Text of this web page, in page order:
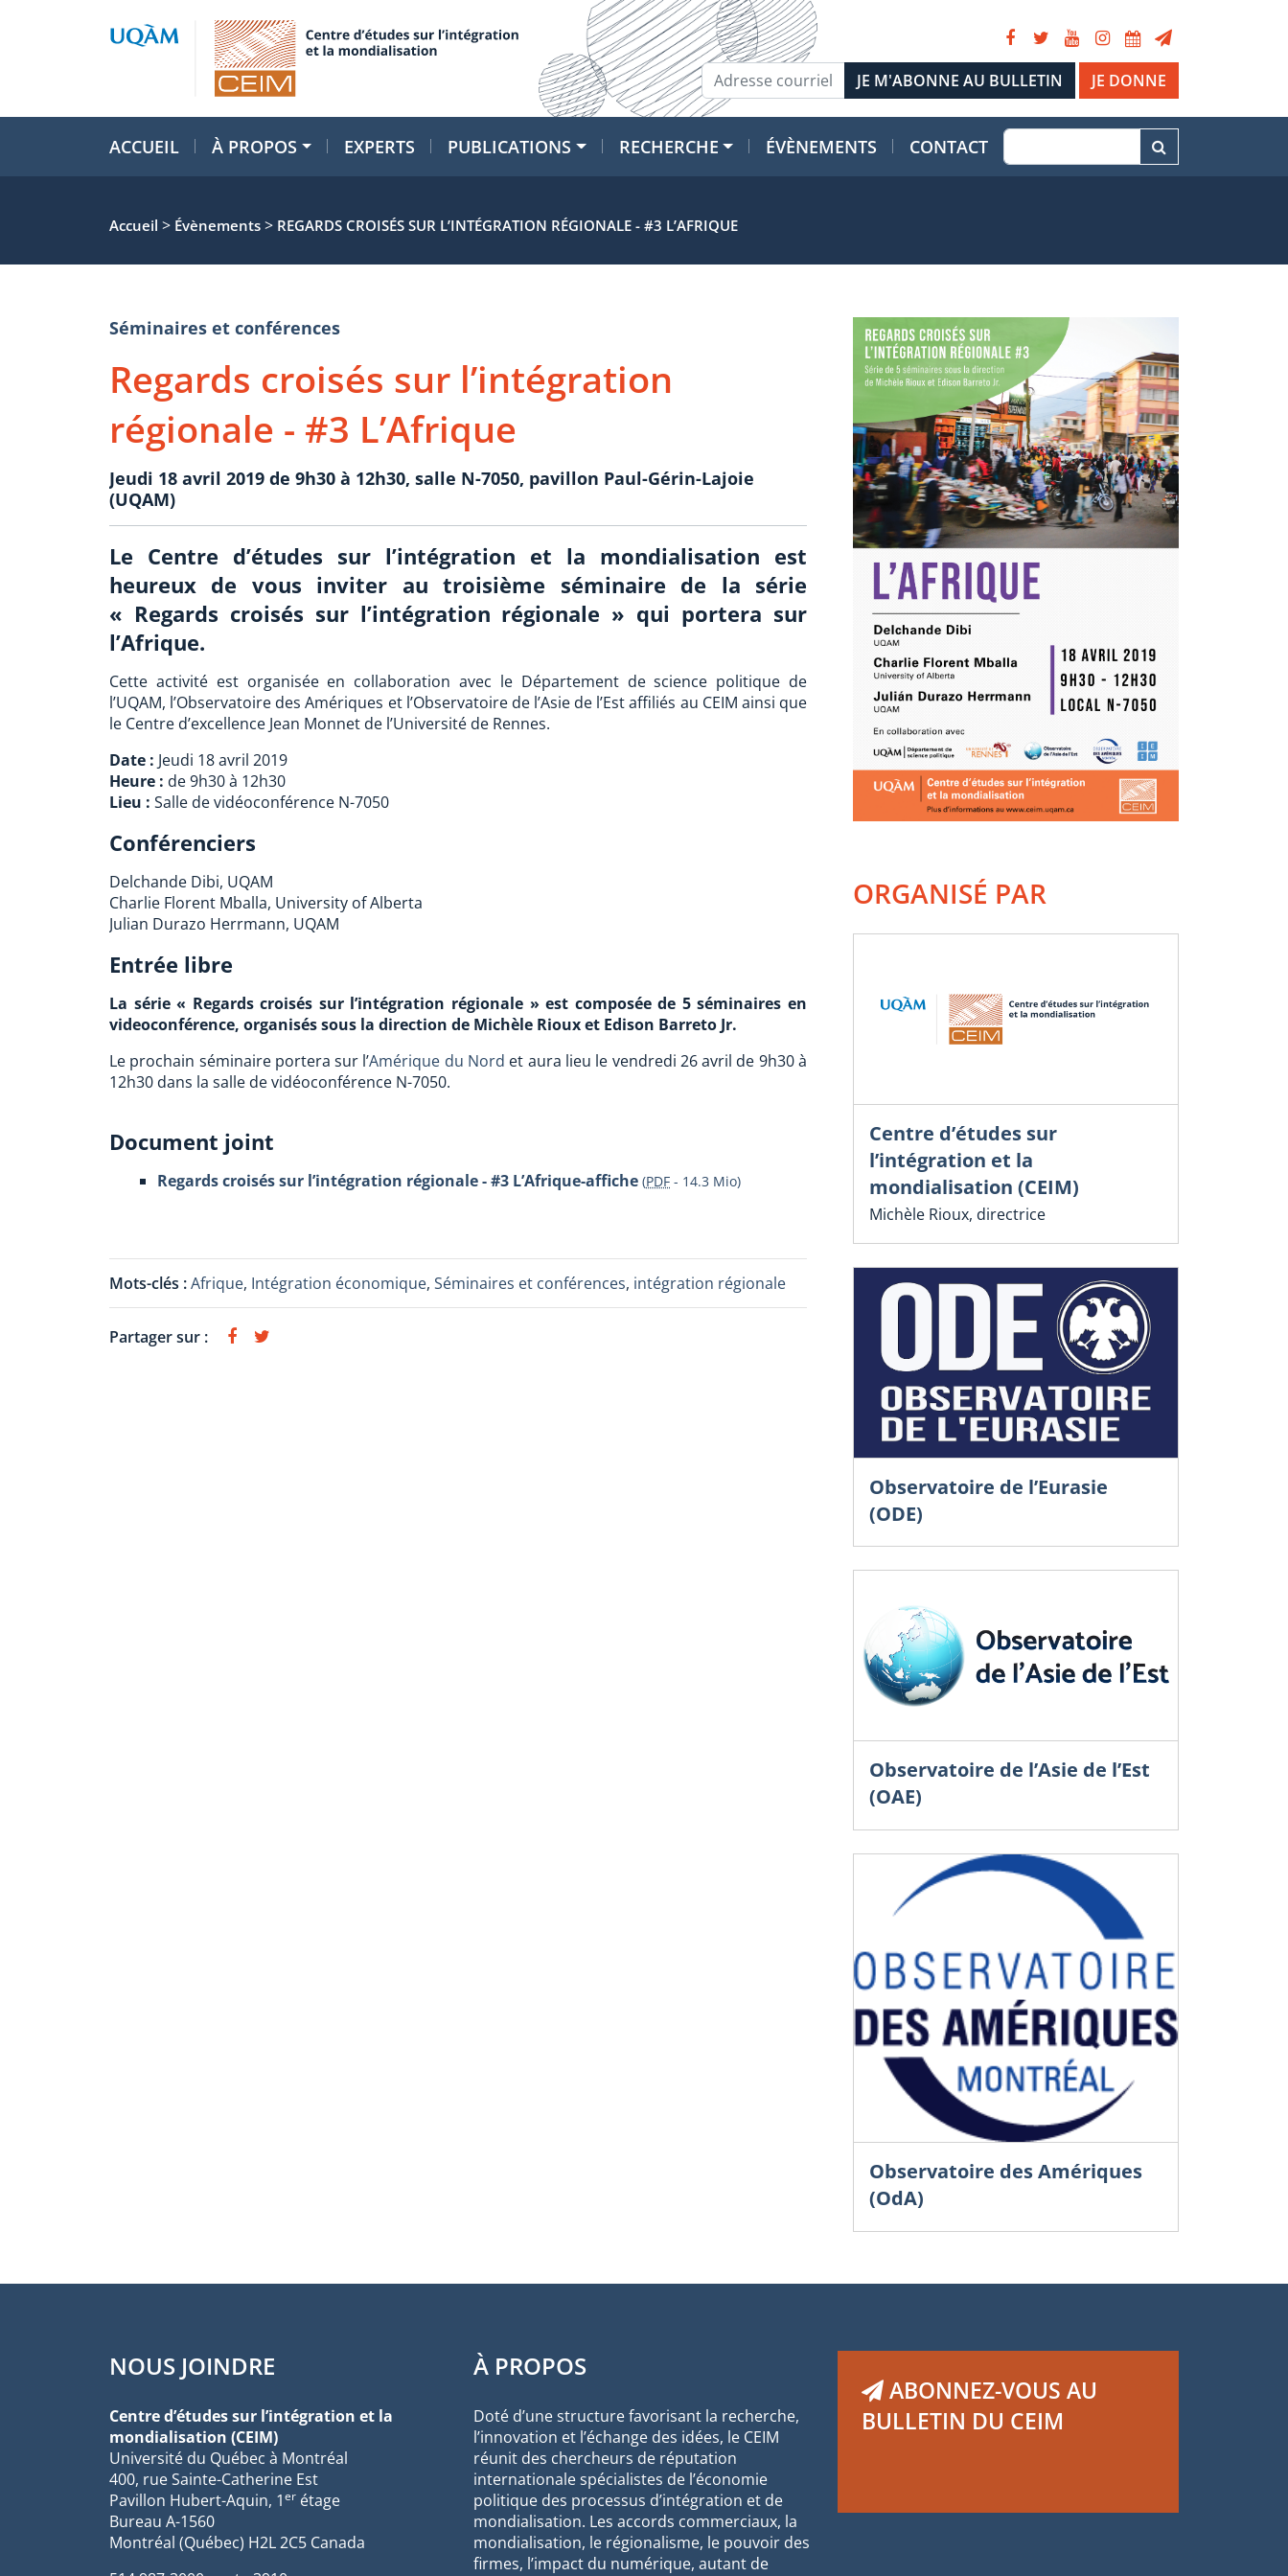
JE DONNE
ACCUEIL À PROPOS EXPERTS PUBLICATIONS RECHERCHE ÉVÈNEMENTS CONTACT
Accueil > Évènements > REGARDS CROISÉS SUR L’INTÉGRATION RÉGIONALE - #3 L’AFRIQUE
Séminaires et conférences
Regards croisés sur l’intégration
régionale - #3 L’Afrique
Jeudi 18 avril 2019 de 9h30 à 12h30, salle N-7050, pavillon Paul-Gérin-Lajoie
(UQAM)
Le Centre d’études sur l’intégration et la mondialisation est
heureux de vous inviter au troisième séminaire de la série
« Regards croisés sur l’intégration régionale » qui portera sur
l’Afrique.
Cette activité est organisée en collaboration avec le Département de science politique de
l’UQAM, l’Observatoire des Amériques et l’Observatoire de l’Asie de l’Est affiliés au CEIM ainsi que
le Centre d’excellence Jean Monnet de l’Université de Rennes.
Date : Jeudi 18 avril 2019
Heure : de 9h30 à 12h30
Lieu : Salle de vidéoconférence N-7050
Conférenciers
Delchande Dibi, UQAM
Charlie Florent Mballa, University of Alberta
Julian Durazo Herrmann, UQAM
Entrée libre
La série « Regards croisés sur l’intégration régionale » est composée de 5 séminaires en
videoconférence, organisés sous la direction de Michèle Rioux et Edison Barreto Jr.
Le prochain séminaire portera sur l’Amérique du Nord et aura lieu le vendredi 26 avril de 9h30 à
12h30 dans la salle de vidéoconférence N-7050.
Document joint
Regards croisés sur l’intégration régionale - #3 L’Afrique-affiche (PDF - 14.3 Mio)
Mots-clés :Afrique, Intégration économique, Séminaires et conférences, intégration régionale
Partager sur :
ORGANISÉ PAR
Centre d’études sur
l’intégration et la
mondialisation (CEIM)
Michèle Rioux, directrice
Observatoire de l’Eurasie
(ODE)
Observatoire de l’Asie de l’Est
(OAE)
Observatoire des Amériques
(OdA)
NOUS JOINDRE
Centre d’études sur l’intégration et la
mondialisation (CEIM)
Université du Québec à Montréal
400, rue Sainte-Catherine Est
Pavillon Hubert-Aquin, 1er étage
Bureau A-1560
Montréal (Québec) H2L 2C5 Canada
À PROPOS
Doté d’une structure favorisant la recherche,
l’innovation et l’échange des idées, le CEIM
réunit des chercheurs de réputation
internationale spécialistes de l’économie
politique des processus d’intégration et de
mondialisation. Les accords commerciaux, la
mondialisation, le régionalisme, le pouvoir des
firmes, l’impact du numérique, autant de
ABONNEZ-VOUS AU
BULLETIN DU CEIM